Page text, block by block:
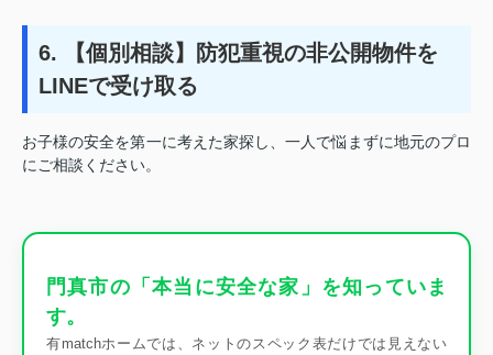
6. 【個別相談】防犯重視の非公開物件を
LINEで受け取る
お子様の安全を第一に考えた家探し、一人で悩まずに地元のプロ
にご相談ください。
門真市の「本当に安全な家」を知っていま
す。
有matchホームでは、ネットのスペック表だけでは見えない